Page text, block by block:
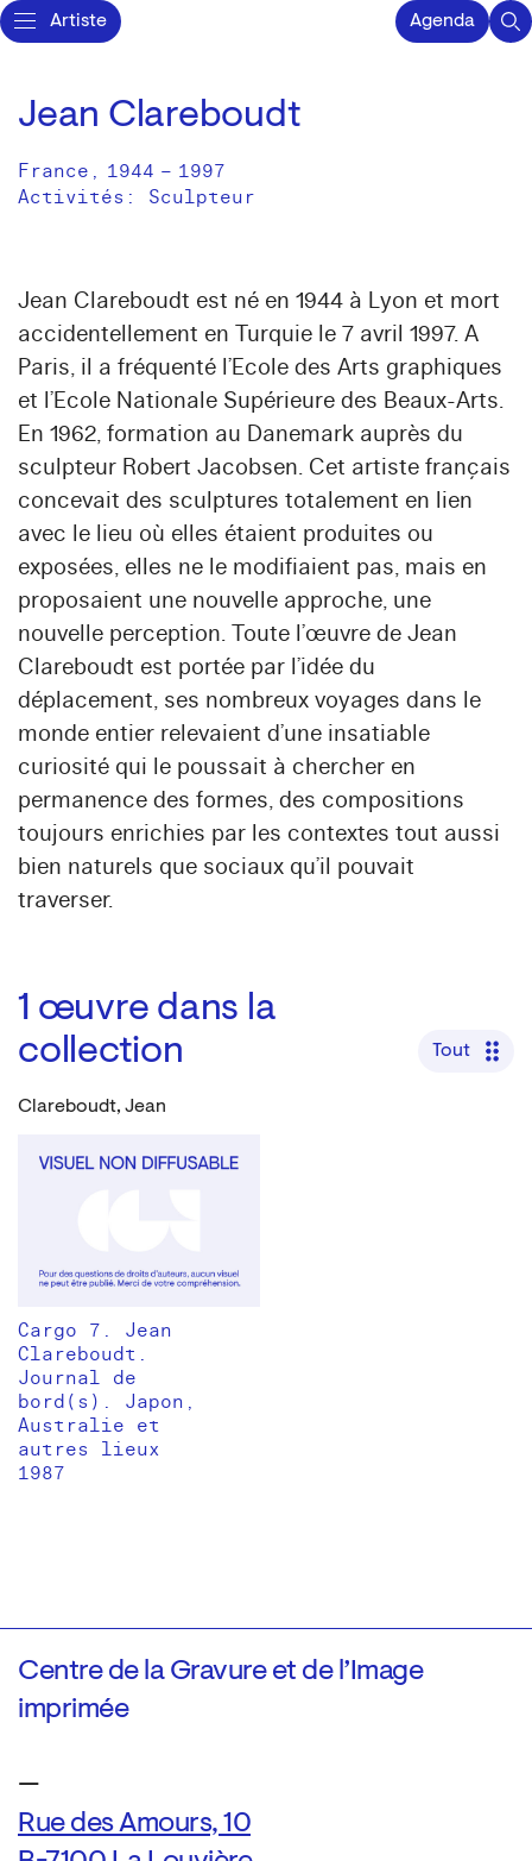
Artiste Agenda
Jean Clareboudt
France , 1944 – 1997
Activités: Sculpteur
Jean Clareboudt est né en 1944 à Lyon et mort
accidentellement en Turquie le 7 avril 1997. A
Paris, il a fréquenté l’Ecole des Arts graphiques
et l’Ecole Nationale Supérieure des Beaux-Arts.
En 1962, formation au Danemark auprès du
sculpteur Robert Jacobsen. Cet artiste français
concevait des sculptures totalement en lien
avec le lieu où elles étaient produites ou
exposées, elles ne le modifiaient pas, mais en
proposaient une nouvelle approche, une
nouvelle perception. Toute l’œuvre de Jean
Clareboudt est portée par l’idée du
déplacement, ses nombreux voyages dans le
monde entier relevaient d’une insatiable
curiosité qui le poussait à chercher en
permanence des formes, des compositions
toujours enrichies par les contextes tout aussi
bien naturels que sociaux qu’il pouvait
traverser.
1 œuvre dans la
collection
Tout
Clareboudt, Jean
Cargo 7. Jean
Clareboudt.
Journal de
bord(s). Japon,
Australie et
autres lieux
1987
Centre de la Gravure et de l’Image
imprimée
—
Rue des Amours, 10